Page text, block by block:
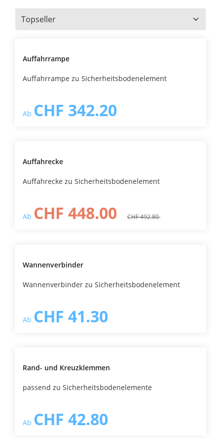
Auffahrrampe
Auffahrrampe zu Sicherheitsbodenelement
Ab CHF 342.20
Auffahrecke
Auffahrecke zu Sicherheitsbodenelement
Ab CHF 448.00 CHF 492.80
Wannenverbinder
Wannenverbinder zu Sicherheitsbodenelement
Ab CHF 41.30
Rand- und Kreuzklemmen
passend zu Sicherheitsbodenelemente
Ab CHF 42.80